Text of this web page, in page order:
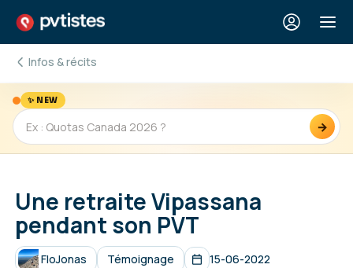
Infos & récits
✨ NEW
→
Une retraite Vipassana
pendant son PVT
FloJonas Témoignage 15-06-2022